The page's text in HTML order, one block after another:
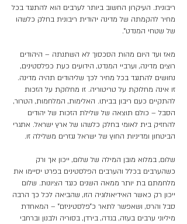
ריבונית. העיקרון החשוב ביותר לערבים הוא להתנגד בכל
מחיר להקמתה של מדינה יהודית ריבונית בחלק כלשהו
של שטחי המנדט״.
מאז ועד היום מהות הסכסוך לא השתנתה – היהודים
רוצים מדינה, וערביי המנדט, הידועים כעת כפלסטינים,
נחושים להתנגד בכל מחיר לכך שליהודים תהיה מדינה.
זו אינה מחלוקת על טריטוריה. זו מחלוקת על הזכות
להתקיים כעם ריבון בביתו. האלימות, המלחמות, הטרור,
הסבל – כולם תוצאה של שלילת הזכות של יהודים
להחזיק בית לאומי בחלק כלשהו של ארץ ישראל. אתגרי
הביטחון ומדיניות החוץ של ישראל נגזרים משלילה זו.
שלום, במלוא מובן המילה של שלום, ייכון אך ורק
כשהערבים בכלל והערבים הפלסטינים בפרט יסיימו את
מלחמתם בת יותר ממאה השנים כנגד הציונות. שלום
ייכון רק כאשר האידיאולוגיה הזו, שהביאה לכל כך הרבה
סבל והרס, ושאפשר לתאר כ״פלסטיניזם״ – המאחדת
מיליוני ערבים בעזה, בגדה, בירדן, בסוריה ולבנון וברחבי